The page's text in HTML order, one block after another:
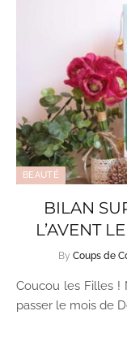
BEAUTÉ
BILAN
L’AVENT
By Coups de
Coucou les Filles !
passer le mois de